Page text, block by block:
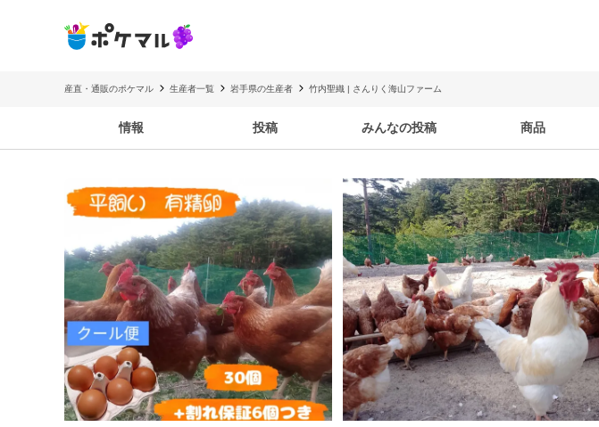
産直・通販のポケマル 生産者一覧 岩手県の生産者 竹内聖織 | さんりく海山ファーム
情報 投稿 みんなの投稿 商品